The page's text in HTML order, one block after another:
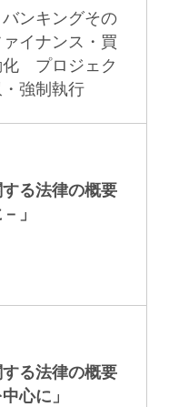
ンキングその
イナンス・買
化 プロジェク
・強制執行
する法律の概要
」
する法律の概要
心に」